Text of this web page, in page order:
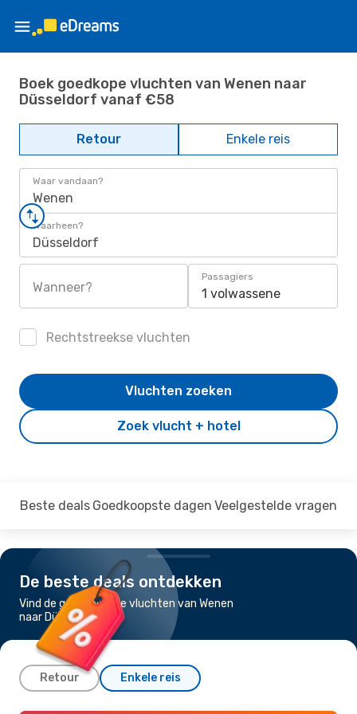
Boek goedkope vluchten van Wenen naar
Düsseldorf vanaf €58
Retour Enkele reis
Waar vandaan?
Wenen
Waarheen?
Düsseldorf
Wanneer?
Passagiers
1 volwassene
Rechtstreekse vluchten
Zoek vlucht + hotel
Vluchten zoeken
Beste deals Goedkoopste dagen Veelgestelde vragen
De beste deals ontdekken
Vind de goedkoopste vluchten van Wenen
naar Düsseldorf
Retour Enkele reis